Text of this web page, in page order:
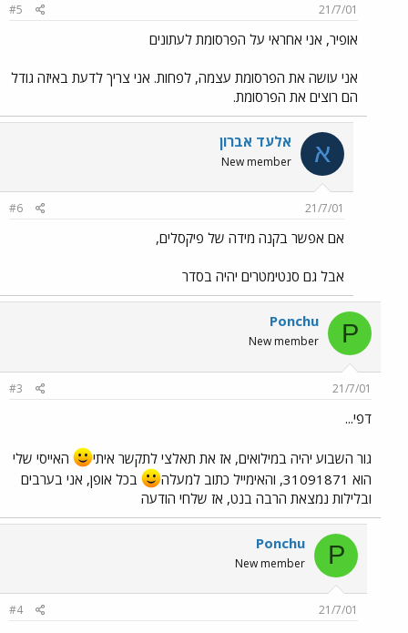
21/7/01
#5
אופיר, אני אחראי על הפרסומת לעתונים
אני עושה את הפרסומת עצמה, לפחות. אני צריך לדעת באיזה גודל
הם רוצים את הפרסומת.
א אלעד אברון
New member
21/7/01
#6
אם אפשר בקנה מידה של פיקסלים,
אבל גם סנטימטרים יהיה בסדר
P
Ponchu
New member
21/7/01
#3
דפי...
גור השבוע יהיה במילואים, אז את תאלצי לתקשר איתי
האייסי שלי
הוא 31091871, והאימייל כתוב למעלה
בכל אופן, אני בערבים
ובלילות נמצאת הרבה בנט, אז שלחי הודעה
P
Ponchu
New member
21/7/01
#4